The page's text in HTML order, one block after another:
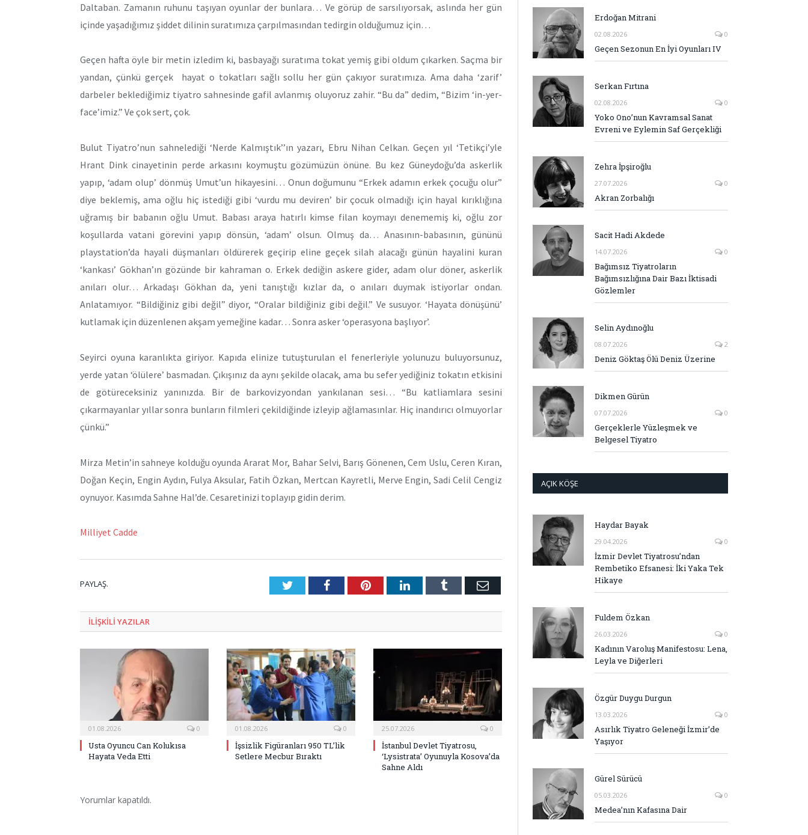
Daltaban. Zamanın ruhunu taşıyan oyunlar der bunlara… Ve görüp de sarsılıyorsak, aslında her gün
içinde yaşadığımız şiddet dilinin suratımıza çarpılmasından tedirgin olduğumuz için…
Geçen hafta öyle bir metin izledim ki, basbayağı suratıma tokat yemiş gibi oldum çıkarken. Saçma bir
yandan, çünkü gerçek hayat o tokatları sağlı sollu her gün çakıyor suratımıza. Ama daha ‘zarif’
darbeler beklediğimiz tiyatro sahnesinde gafil avlanmış oluyoruz zahir. “Bu da” dedim, “Bizim ‘in-yer-
face’imiz.” Ve çok sert, çok.
Bulut Tiyatro’nun sahnelediği ‘Nerde Kalmıştık’’ın yazarı, Ebru Nihan Celkan. Geçen yıl ‘Tetikçi’yle
Hrant Dink cinayetinin perde arkasını koymuştu gözümüzün önüne. Bu kez Güneydoğu’da askerlik
yapıp, ‘adam olup’ dönmüş Umut’un hikayesini… Onun doğumunu “Erkek adamın erkek çocuğu olur”
diye beklemiş, ama oğlu hiç istediği gibi ‘vurdu mu deviren’ bir çocuk olmadığı için hayal kırıklığına
uğramış bir babanın oğlu Umut. Babası araya hatırlı kimse filan koymayı denememiş ki, oğlu zor
koşullarda vatani görevini yapıp dönsün, ‘adam’ olsun. Olmuş da… Anasının-babasının, gününü
playstation’da hayali düşmanları öldürerek geçirip eline geçek silah alacağı günün hayalini kuran
‘kankası’ Gökhan’ın gözünde bir kahraman o. Erkek dediğin askere gider, adam olur döner, askerlik
anıları olur… Arkadaşı Gökhan da, yeni tanıştığı kızlar da, o anıları duymak istiyorlar ondan.
Anlatamıyor. “Bildiğiniz gibi değil” diyor, “Oralar bildiğiniz gibi değil.” Ve susuyor. ‘Hayata dönüşünü’
kutlamak için düzenlenen akşam yemeğine kadar… Sonra asker ‘operasyona başlıyor’.
Seyirci oyuna karanlıkta giriyor. Kapıda elinize tutuşturulan el fenerleriyle yolunuzu buluyorsunuz,
yerde yatan ‘ölülere’ basmadan. Çıkışınız da aynı şekilde olacak, ama bu sefer yediğiniz tokatın etkisini
de götüreceksiniz yanınızda. Bir de barkovizyondan yankılanan sesi… “Bu katliamlara sesini
çıkarmayanlar yıllar sonra bunların filmleri çekildiğinde izleyip ağlamasınlar. Hiç inandırıcı olmuyorlar
çünkü.”
Mirza Metin’in sahneye kolduğu oyunda Ararat Mor, Bahar Selvi, Barış Gönenen, Cem Uslu, Ceren Kıran,
Doğan Keçin, Engin Aydın, Fulya Aksular, Fatih Özkan, Mertcan Kayretli, Merve Engin, Sadi Celil Cengiz
oynuyor. Kasımda Sahne Hal’de. Cesaretinizi toplayıp gidin derim.
Milliyet Cadde
PAYLAŞ. TwitterFacebookPinterestLinkedInTumblr E-
ILIŞKILI YAZILAR
01.08.2026 0
Usta Oyuncu Can Kolukısa
Hayata Veda Etti
01.08.2026 0
İşsizlik Figüranları 950 TL’lik
Setlere Mecbur Bıraktı
25.07.2026 0
İstanbul Devlet Tiyatrosu,
‘Lysistrata’ Oyunuyla Kosova’da
Sahne Aldı
Yorumlar kapatıldı.
Erdoğan Mitrani
02.08.2026 0
Geçen Sezonun En İyi Oyunları IV
Serkan Fırtına
02.08.2026 0
Yoko Ono’nun Kavramsal Sanat
Evreni ve Eylemin Saf Gerçekliği
Zehra İpşiroğlu
27.07.2026 0
Akran Zorbalığı
Sacit Hadi Akdede
14.07.2026 0
Bağımsız Tiyatroların
Bağımsızlığına Dair Bazı İktisadi
Gözlemler
Selin Aydınoğlu
08.07.2026 2
Deniz Göktaş Ölü Deniz Üzerine
Dikmen Gürün
07.07.2026 0
Gerçeklerle Yüzleşmek ve
Belgesel Tiyatro
AÇIK KÖŞE
Haydar Bayak
29.04.2026 0
İzmir Devlet Tiyatrosu’ndan
Rembetiko Efsanesi: İki Yaka Tek
Hikaye
Fuldem Özkan
26.03.2026 0
Kadının Varoluş Manifestosu: Lena,
Leyla ve Diğerleri
Özgür Duygu Durgun
13.03.2026 0
Asırlık Tiyatro Geleneği İzmir’de
Yaşıyor
Gürel Sürücü
05.03.2026 0
Medea’nın Kafasına Dair